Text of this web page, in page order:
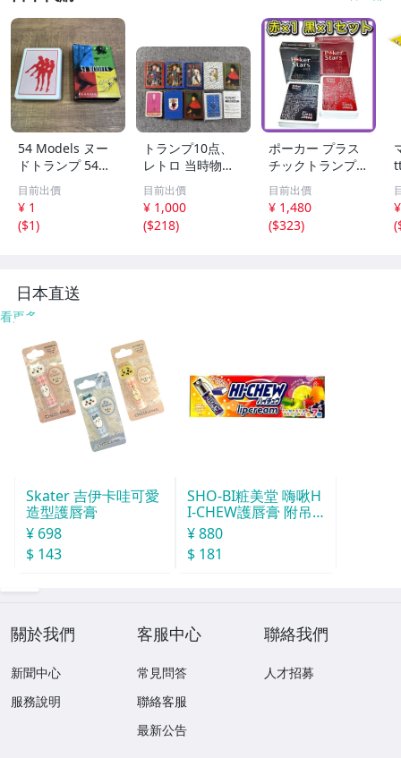
54 Models ヌー
ドトランプ 54枚
箱付き トランプ
当時物 カードゲ
ーム レトロ カー
ド
目前出價
¥ 1
($1)
トランプ10点、
レトロ 当時物、
経年保管現状品、
カードゲーム テ
ーブルゲーム
目前出價
¥ 1,000
($218)
ポーカー プラス
チックトランプ C
OPAG コパッグ P
oker Stars
目前出價
¥ 1,480
($323)
(
日本直送
看更多
Skater 吉伊卡哇可愛
造型護唇膏
¥ 698
$ 143
SHO-BI粧美堂 嗨啾H
I-CHEW護唇膏 附吊
飾(款式隨機)
¥ 880
$ 181
關於我們
新聞中心
服務說明
客服中心
常見問答
聯絡客服
最新公告
聯絡我們
人才招募